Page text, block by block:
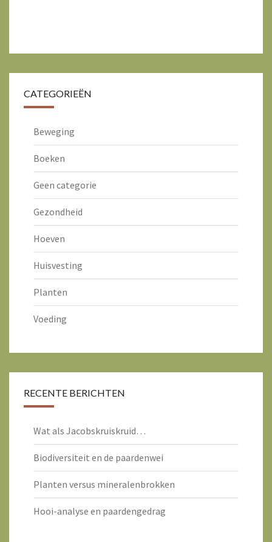
CATEGORIEËN
Beweging
Boeken
Geen categorie
Gezondheid
Hoeven
Huisvesting
Planten
Voeding
RECENTE BERICHTEN
Wat als Jacobskruiskruid…
Biodiversiteit en de paardenwei
Planten versus mineralenbrokken
Hooi-analyse en paardengedrag